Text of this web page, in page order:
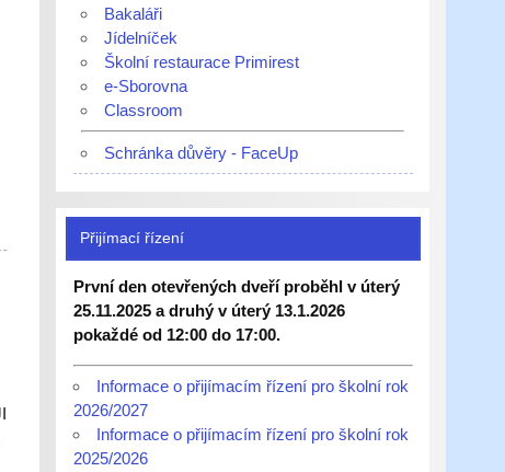
Bakaláři
Jídelníček
Školní restaurace Primirest
e-Sborovna
Classroom
Schránka důvěry - FaceUp
Přijímací řízení
První den otevřených dveří proběhl v úterý
25.11.2025 a druhý v úterý 13.1.2026
pokaždé od 12:00 do 17:00.
Informace o přijímacím řízení pro školní rok
2026/2027
Informace o přijímacím řízení pro školní rok
2025/2026